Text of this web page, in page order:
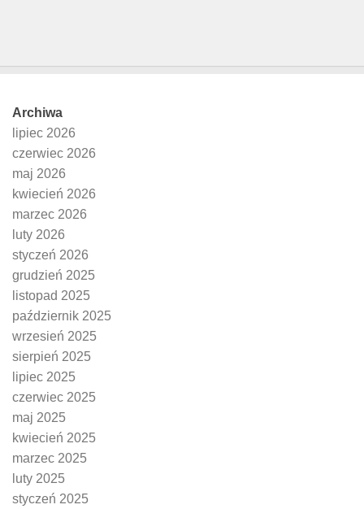
Archiwa
lipiec 2026
czerwiec 2026
maj 2026
kwiecień 2026
marzec 2026
luty 2026
styczeń 2026
grudzień 2025
listopad 2025
październik 2025
wrzesień 2025
sierpień 2025
lipiec 2025
czerwiec 2025
maj 2025
kwiecień 2025
marzec 2025
luty 2025
styczeń 2025